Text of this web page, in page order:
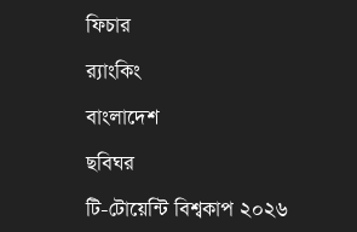
ফিচার
র‍্যাংকিং
বাংলাদেশ
ছবিঘর
টি-টোয়েন্টি বিশ্বকাপ ২০২৬